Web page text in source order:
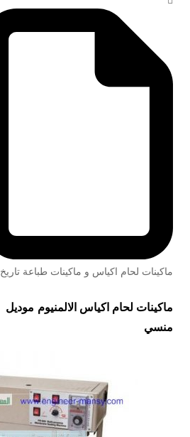
ماكينات لحام اكياس و ماكينات طباعة تاريخ
ماكينات لحام اكياس الالمنيوم
منسي